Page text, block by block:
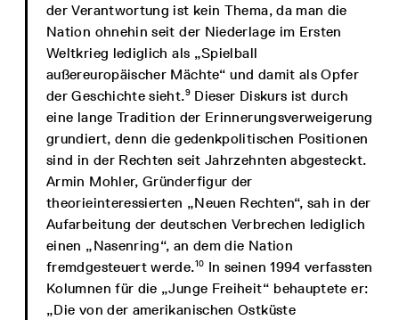
der Verantwortung ist kein Thema, da man die
Nation ohnehin seit der Niederlage im Ersten
Weltkrieg lediglich als „Spielball
außereuropäischer Mächte“ und damit als Opfer
der Geschichte sieht.9Dieser Diskurs ist durch
eine lange Tradition der Erinnerungsverweigerung
grundiert, denn die gedenkpolitischen Positionen
sind in der Rechten seit Jahrzehnten abgesteckt.
Armin Mohler, Gründerfigur der
theorieinteressierten „Neuen Rechten“, sah in der
Aufarbeitung der deutschen Verbrechen lediglich
einen „Nasenring“, an dem die Nation
fremdgesteuert werde.10 In seinen 1994 verfassten
Kolumnen für die „Junge Freiheit“ behauptete er:
„Die von der amerikanischen Ostküste